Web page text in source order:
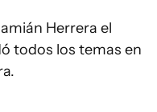
Herrera el
todos los temas en